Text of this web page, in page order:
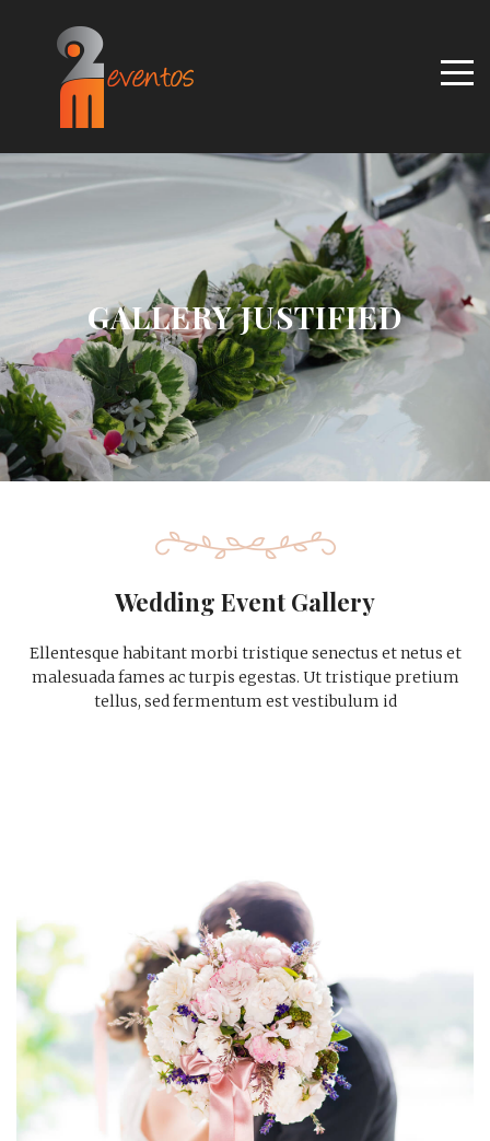
GALLERY JUSTIFIED
Wedding Event Gallery
Ellentesque habitant morbi tristique senectus et netus et
malesuada fames ac turpis egestas. Ut tristique pretium
tellus, sed fermentum est vestibulum id